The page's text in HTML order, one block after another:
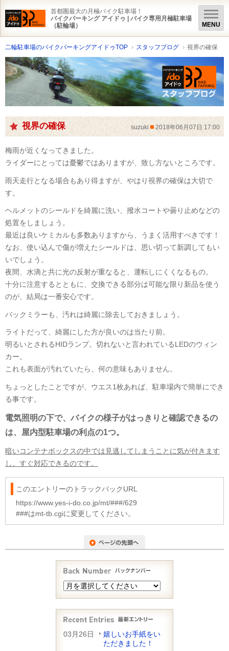
首都圏最大の月極バイク駐車場！
バイクパーキング アイドゥ | バイク専用月極駐車場
（駐輪場）
二輪駐車場のバイクパーキングアイドゥTOP スタッフブログ 視界の確保
視界の確保 suzuki 2018年06月07日 17:00
梅雨が近くなってきました。
ライダーにとっては憂鬱ではありますが、致し方ないところです。
雨天走行となる場合もあり得ますが、やはり視界の確保は大切で
す。
ヘルメットのシールドを綺麗に洗い、撥水コートや曇り止めなどの
処置をしましょう。
最近は良いケミカルも多数ありますから、うまく活用すべきです！
なお、使い込んで傷が増えたシールドは、思い切って新調してもい
いでしょう。
夜間、水滴と共に光の反射が重なると、運転しにくくなるもの。
十分に注意するとともに、交換できる部分は可能な限り新品を使う
のが、結局は一番安心です。
バックミラーも、汚れは綺麗に除去しておきましょう。
ライトだって、綺麗にした方が良いのは当たり前。
明るいとされるHIDランプ。切れないと言われているLEDのウィン
カー。
これも表面が汚れていたら、何の意味もありません。
ちょっとしたことですが、ウエス1枚あれば、駐車場内で簡単にでき
る事です。
電気照明の下で、バイクの様子がはっきりと確認できるの
は、屋内型駐車場の利点の1つ。
暗いコンテナボックスの中では見逃してしまうことに気が付きます
し、すぐ対応できるのです。
このエントリーのトラックバックURL
https://www.yes-i-do.co.jp/mt/###/629
###はmt-tb.cgiに変更してください。
03月26日
嬉しいお手紙をい
ただきました！